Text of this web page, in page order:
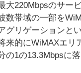
大220Mbpsのサー
数帯域の一部を
グリゲーションと
来的にWiMAXエリ
の1の13.3Mbpsに